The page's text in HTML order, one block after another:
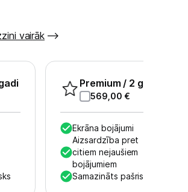
vairāk
Premium / 2 gadi
569,00 €
Ekrāna bojājumi
Aizsardzība pret
citiem nejaušiem
bojājumiem
Samazināts pašrisks